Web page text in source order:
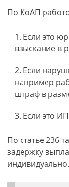
По КоАП
Если это
взыскание в
Если
например
штраф в
Если это
По статье 236
задержку
индивидуально.